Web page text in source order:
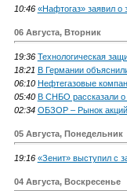
10:46 «Нафтогаз» заявил
06 Августа, Вторник
19:36 Технологическая
18:21 В Германии
06:10 Нефтегазовые
05:40 В СНБО рассказали о
02:34 ОБЗОР – Рынок акций
05 Августа, Понедельник
19:16 «Зенит» выступил с
04 Августа, Воскресенье